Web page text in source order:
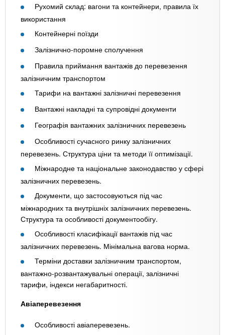
Рухомий склад: вагони та контейнери, правила їх
використання
Контейнерні поїзди
Залізнично-поромне сполучення
Правила приймання вантажів до перевезення
залізничним транспортом
Тарифи на вантажні залізничні перевезення
Вантажні накладні та супровідні документи
Географія вантажних залізничних перевезень
Особливості сучасного ринку залізничних
перевезень. Структура ціни та методи її оптимізації.
Міжнародне та національне законодавство у сфері
залізничних перевезень.
Документи, що застосовуються під час
міжнародних та внутрішніх залізничних перевезень.
Структура та особливості документообігу.
Особливості класифікації вантажів під час
залізничних перевезень. Мінімальна вагова норма.
Терміни доставки залізничним транспортом,
вантажно-розвантажувальні операції, залізничні
тарифи, індекси негабаритності.
Авіаперевезення
Особливості авіаперевезень.